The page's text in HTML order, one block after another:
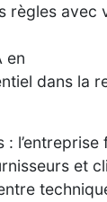
règles avec
en
dans la
l’entreprise
et